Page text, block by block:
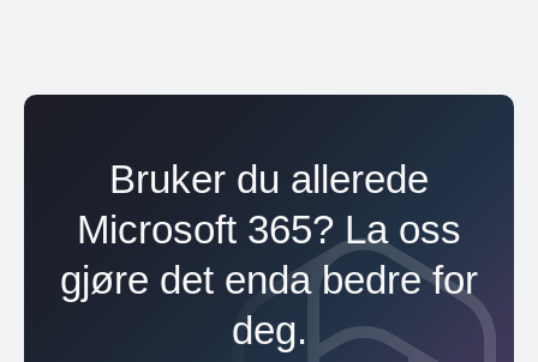
Bruker du allerede
Microsoft 365? La oss
gjøre det enda bedre for
deg.